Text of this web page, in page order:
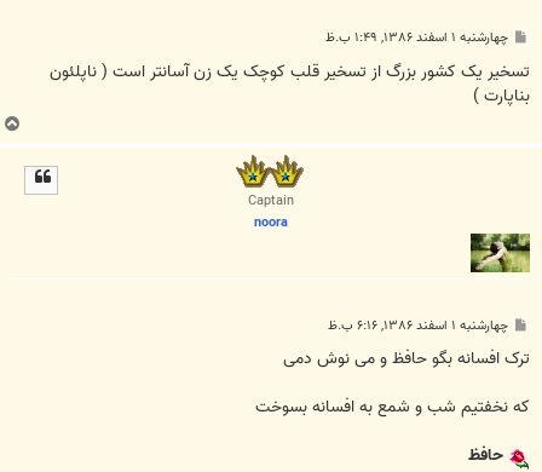
پ
ت
چهارشنبه ۱ اسفند ۱۳۸۶, ۱:۴۹ ب.ظ
تسخير يک کشور بزرگ از تسخير قلب کوچک يک زن آسانتر است ( ناپلئون
بناپارت )
ب
ا
Captain
noora
پ
ت
چهارشنبه ۱ اسفند ۱۳۸۶, ۶:۱۶ ب.ظ
ترک افسانه بگو حافظ و می نوش دمی
که نخفتیم شب و شمع به افسانه بسوخت
حافظ